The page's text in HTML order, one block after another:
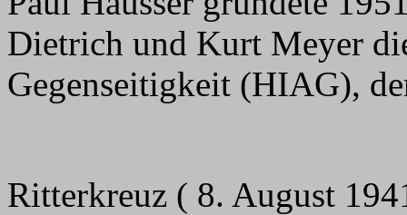
Dietrich und Kurt Meyer
Gegenseitigkeit (HIAG),
Ritterkreuz ( 8. August